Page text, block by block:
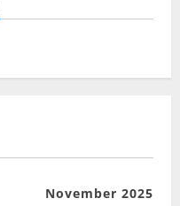
November 2025